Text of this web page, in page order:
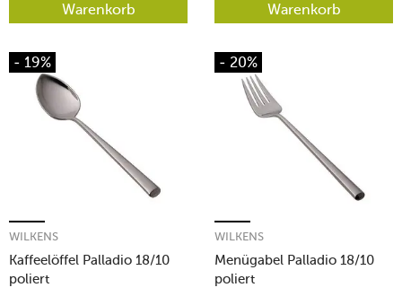
Warenkorb Warenkorb
- 19%
Kaffeelöffel Palladio 18/10
poliert
WILKENS
- 20%
Menügabel Palladio 18/10
poliert
WILKENS